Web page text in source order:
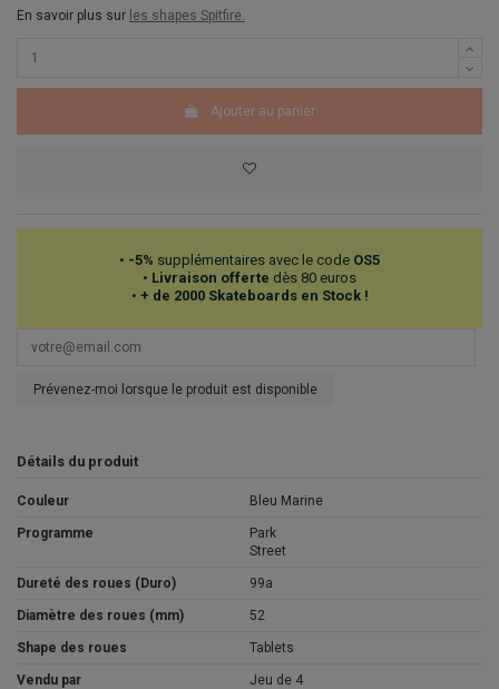
En savoir plus sur les shapes Spitfire.
Ajouter au panier
• -5% supplémentaires avec le code OS5
• Livraison offerte dès 80 euros
• + de 2000 Skateboards en Stock !
Prévenez-moi lorsque le produit est disponible
Détails du produit
Couleur Bleu Marine
Programme
Park
Street
Dureté des roues (Duro) 99a
Diamètre des roues (mm) 52
Shape des roues Tablets
Vendu par Jeu de 4